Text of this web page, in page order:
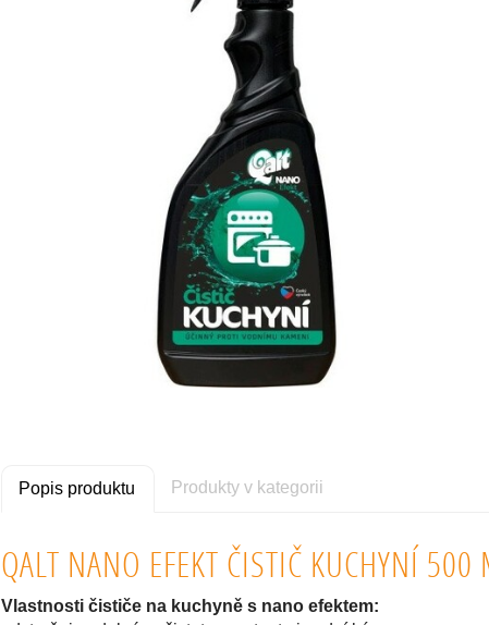
Popis produktu Produkty v kategorii
QALT NANO EFEKT ČISTIČ KUCHYNÍ 500
Vlastnosti čističe na kuchyně s nano efektem: